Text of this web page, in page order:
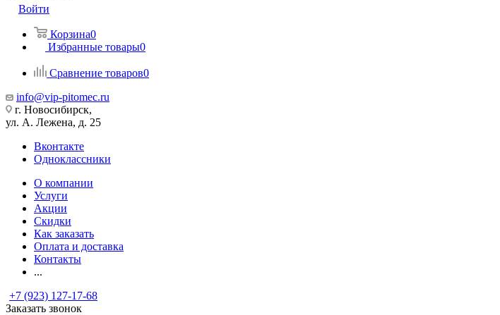
Войти
Корзина0
Избранные товары0
Сравнение товаров0
info@vip-pitomec.ru
г. Новосибирск,
ул. А. Лежена, д. 25
Вконтакте
Одноклассники
О компании
Услуги
Акции
Скидки
Как заказать
Оплата и доставка
Контакты
...
+7 (923) 127-17-68
Заказать звонок